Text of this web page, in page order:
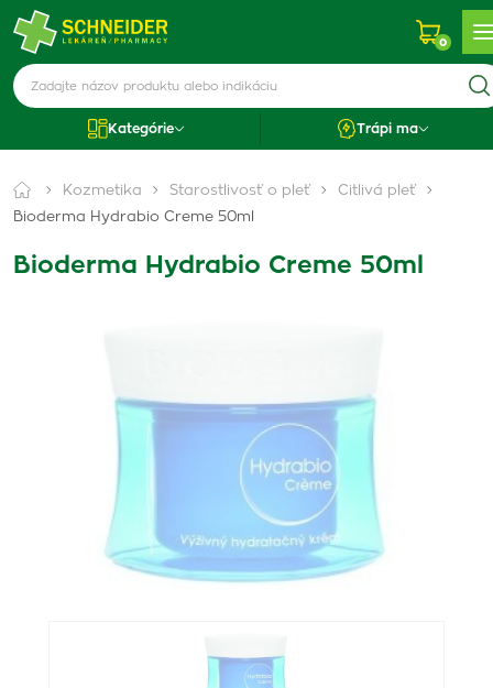
0
Kategórie Trápi ma
Kozmetika Starostlivosť o pleť
Citlivá pleť
Bioderma Hydrabio Creme 50ml
Bioderma Hydrabio Creme 50ml